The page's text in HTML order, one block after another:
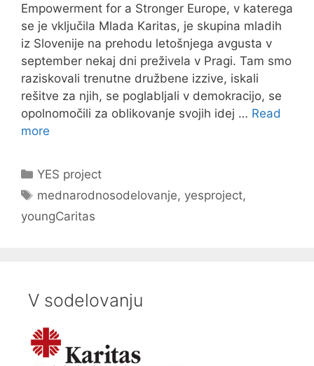
Empowerment for a Stronger Europe, v katerega
se je vključila Mlada Karitas, je skupina mladih
iz Slovenije na prehodu letošnjega avgusta v
september nekaj dni preživela v Pragi. Tam smo
raziskovali trenutne družbene izzive, iskali
rešitve za njih, se poglabljali v demokracijo, se
opolnomočili za oblikovanje svojih idej … Read
more
Categories
YES project
Tags
mednarodnosodelovanje, yesproject,
youngCaritas
V sodelovanju